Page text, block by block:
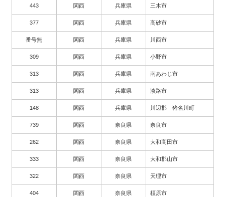
443 関西 兵庫県 三木市
377 関西 兵庫県 高砂市
番号無 関西 兵庫県 川西市
309 関西 兵庫県 小野市
313 関西 兵庫県 南あわじ市
313 関西 兵庫県 淡路市
148 関西 兵庫県 川辺郡 猪名川町
739 関西 奈良県 奈良市
262 関西 奈良県 大和高田市
333 関西 奈良県 大和郡山市
322 関西 奈良県 天理市
404 関西 奈良県 橿原市